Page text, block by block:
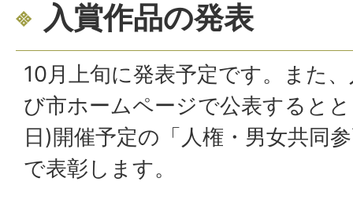
入賞作品の発表
10月上旬に発表予定です。また
び市ホームページで公表すると
日)開催予定の「人権・男女共同
で表彰します。